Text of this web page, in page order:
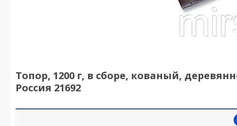
Топор, 1200 г, в сборе, кованый,
Россия 21692